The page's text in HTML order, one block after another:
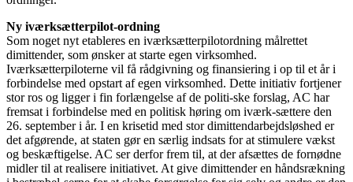
Ny iværksætterpilot-ordning
Som noget nyt etableres en iværksætterpilotordning målrettet
dimittender, som ønsker at starte egen virksomhed.
Iværksætterpiloterne vil få rådgivning og finansiering i op til et år i
forbindelse med opstart af egen virksomhed. Dette initiativ fortjener
stor ros og ligger i fin forlængelse af de politi-ske forslag, AC har
fremsat i forbindelse med en politisk høring om iværk-sættere den
26. september i år. I en krisetid med stor dimittendarbejdsløshed er
det afgørende, at staten gør en særlig indsats for at stimulere vækst
og beskæftigelse. AC ser derfor frem til, at der afsættes de fornødne
midler til at realisere initiativet. At give dimittender en håndsrækning